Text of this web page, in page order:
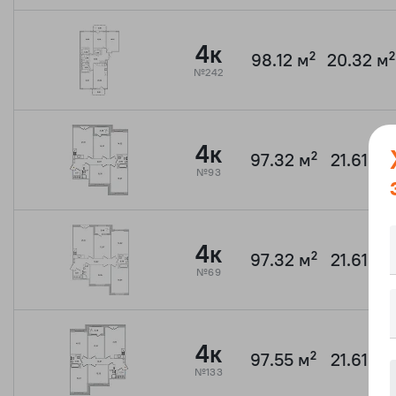
4к
№242
98.12 м² 20.32 м²
4к
№93
97.32 м² 21.61 м²
4к
№69
97.32 м² 21.61 м²
4к
№133
97.55 м² 21.61 м²